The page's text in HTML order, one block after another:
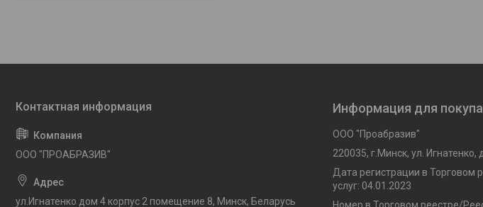
OOO "ПРОАБРАЗИВ"
ул.Игнатенко дом 4 корпус 2 помещение 8, Минск, Беларусь
Информация для
ООО "Проабразив"
220035, г.Минск, ул.
Дата регистрации в Торговом
услуг: 04.01.2023
Номер в Торговом реестре/